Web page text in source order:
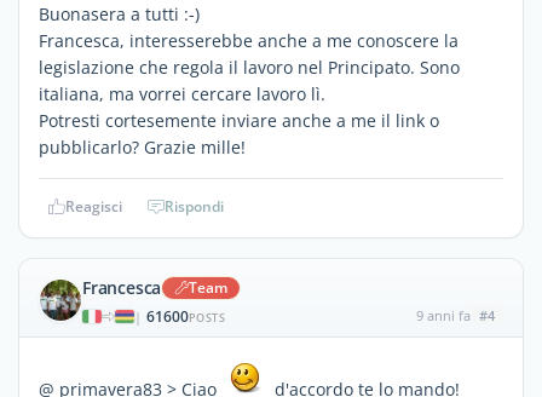
Buonasera a tutti :-)
Francesca, interesserebbe anche a me conoscere la
legislazione che regola il lavoro nel Principato. Sono
italiana, ma vorrei cercare lavoro lì.
Potresti cortesemente inviare anche a me il link o
pubblicarlo? Grazie mille!
Reagisci Rispondi
Francesca Team
| 61600POSTS 9 anni fa #4
@ primavera83 > Ciao d'accordo te lo mando!